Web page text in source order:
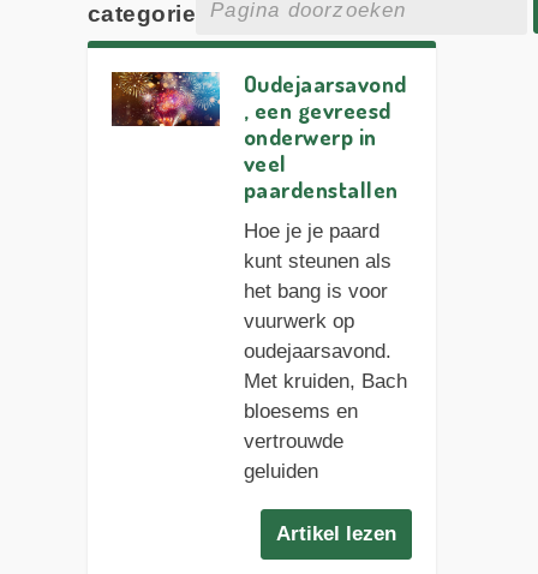
categorie
Oudejaarsavond
, een gevreesd
onderwerp in
veel
paardenstallen
Hoe je je paard
kunt steunen als
het bang is voor
vuurwerk op
oudejaarsavond.
Met kruiden, Bach
bloesems en
vertrouwde
geluiden
Artikel lezen